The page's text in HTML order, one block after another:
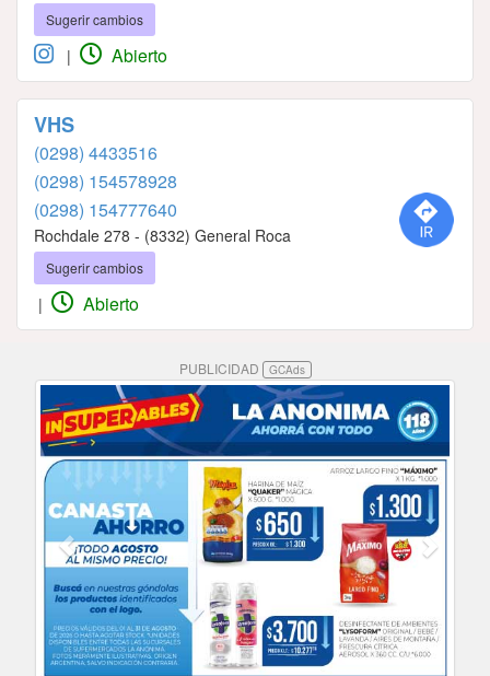
Sugerir cambios
| Abierto
VHS
(0298) 4433516
(0298) 154578928
(0298) 154777640
Rochdale 278 - (8332) General Roca
Sugerir cambios
| Abierto
PUBLICIDAD GCAds